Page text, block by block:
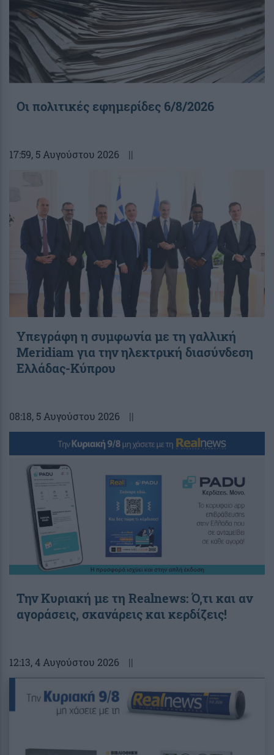
Οι πολιτικές εφημερίδες 6/8/2026
17:59, 5 Αυγούστου 2026 ||
Υπεγράφη η συμφωνία με τη γαλλική
Meridiam για την ηλεκτρική διασύνδεση
Ελλάδας-Κύπρου
08:18, 5 Αυγούστου 2026 ||
Την Κυριακή με τη Realnews: Ό,τι και αν
αγοράσεις, σκανάρεις και κερδίζεις!
12:13, 4 Αυγούστου 2026 ||